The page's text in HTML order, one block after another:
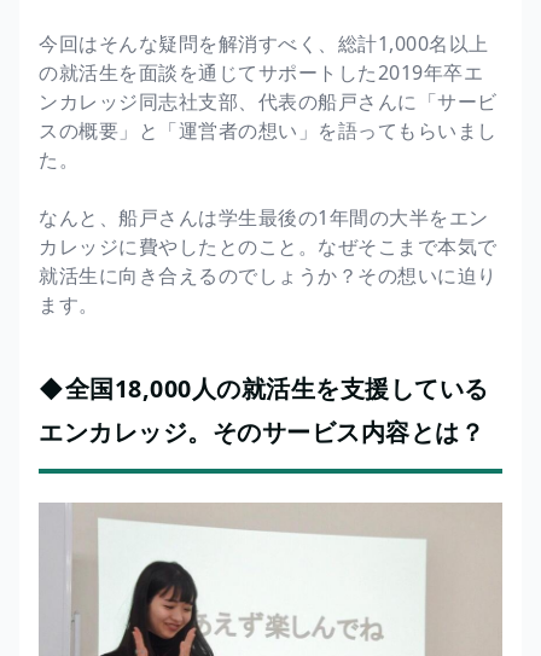
今回はそんな疑問を解消すべく、総計1,000名以上
の就活生を面談を通じてサポートした2019年卒エ
ンカレッジ同志社支部、代表の船戸さんに「サービ
スの概要」と「運営者の想い」を語ってもらいまし
た。
なんと、船戸さんは学生最後の1年間の大半をエン
カレッジに費やしたとのこと。なぜそこまで本気で
就活生に向き合えるのでしょうか？その想いに迫り
ます。
◆全国18,000人の就活生を支援している
エンカレッジ。そのサービス内容とは？